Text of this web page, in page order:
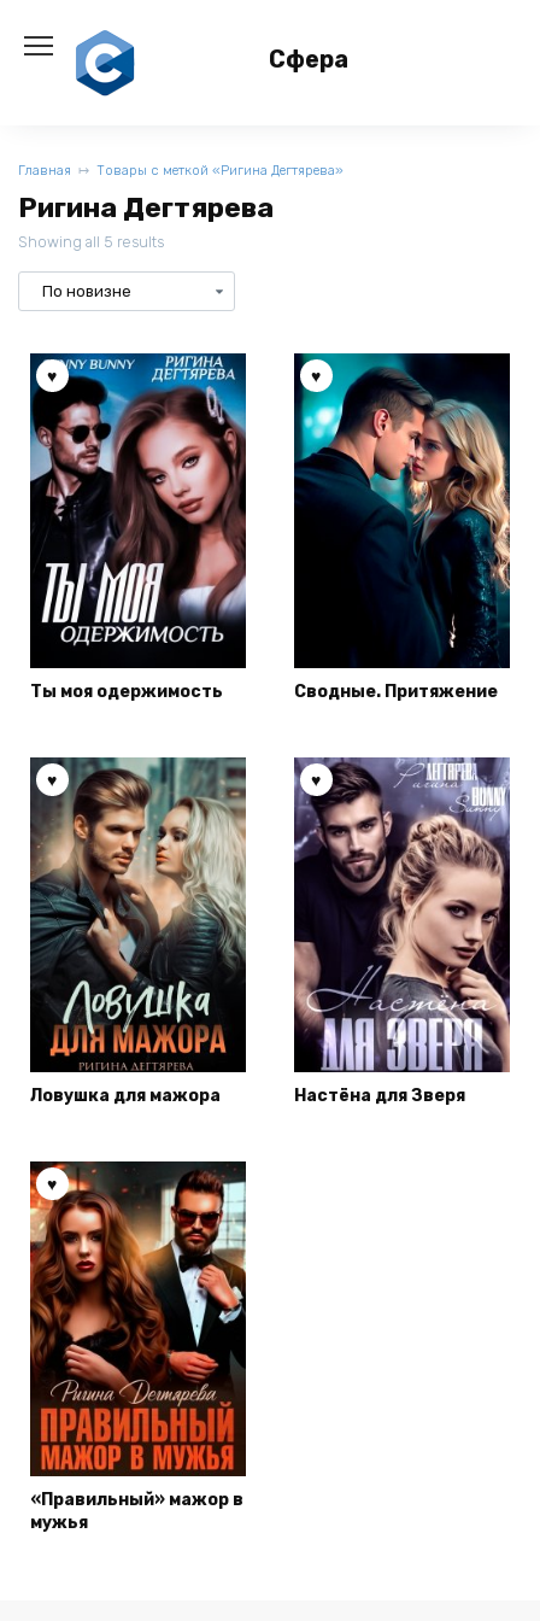
содержанию
Сфера
Главная Товары с меткой «Ригина Дегтярева»
Ригина Дегтярева
Showing all 5 results
Ты моя одержимость Сводные. Притяжение
Ловушка для мажора Настёна для Зверя
«Правильный» мажор в
мужья